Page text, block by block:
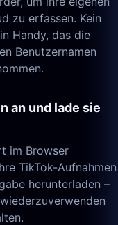
zu erfassen. Kein
Handy, das die
Benutzernamen
an und lade sie
im Browser
TikTok-Aufnahmen
herunterladen –